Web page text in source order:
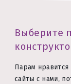
Выберите
Парам
сайты с нами,